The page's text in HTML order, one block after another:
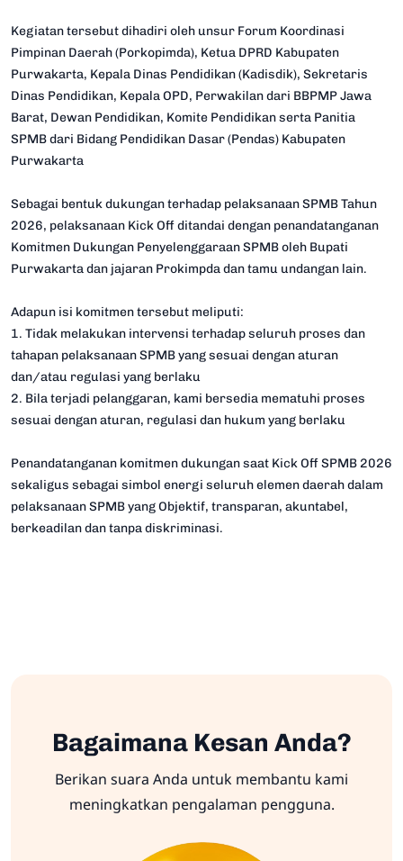
Kegiatan tersebut dihadiri oleh unsur Forum Koordinasi
Pimpinan Daerah (Porkopimda), Ketua DPRD Kabupaten
Purwakarta, Kepala Dinas Pendidikan (Kadisdik), Sekretaris
Dinas Pendidikan, Kepala OPD, Perwakilan dari BBPMP Jawa
Barat, Dewan Pendidikan, Komite Pendidikan serta Panitia
SPMB dari Bidang Pendidikan Dasar (Pendas) Kabupaten
Purwakarta
Sebagai bentuk dukungan terhadap pelaksanaan SPMB Tahun
2026, pelaksanaan Kick Off ditandai dengan penandatanganan
Komitmen Dukungan Penyelenggaraan SPMB oleh Bupati
Purwakarta dan jajaran Prokimpda dan tamu undangan lain.
Adapun isi komitmen tersebut meliputi:
1. Tidak melakukan intervensi terhadap seluruh proses dan
tahapan pelaksanaan SPMB yang sesuai dengan aturan
dan/atau regulasi yang berlaku
2. Bila terjadi pelanggaran, kami bersedia mematuhi proses
sesuai dengan aturan, regulasi dan hukum yang berlaku
Penandatanganan komitmen dukungan saat Kick Off SPMB 2026
sekaligus sebagai simbol energi seluruh elemen daerah dalam
pelaksanaan SPMB yang Objektif, transparan, akuntabel,
berkeadilan dan tanpa diskriminasi.
Bagaimana Kesan Anda?
Berikan suara Anda untuk membantu kami
meningkatkan pengalaman pengguna.